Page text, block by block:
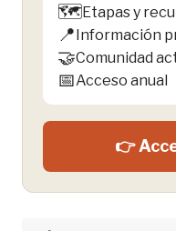
🗺️Etapas y
📍Información
🤝Comunidad
📅Acceso anual
👉